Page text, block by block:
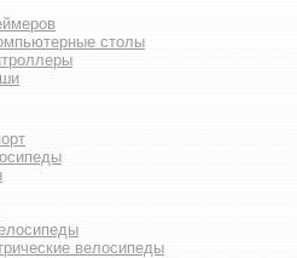
столы
велосипеды